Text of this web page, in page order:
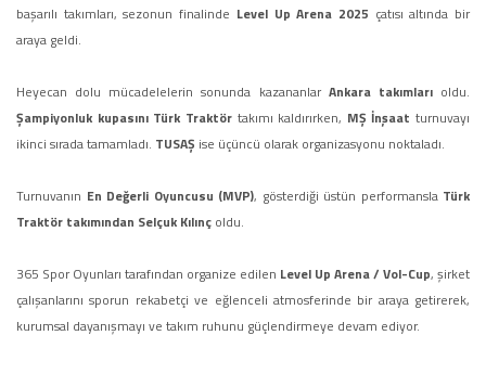
başarılı takımları, sezonun finalinde Level Up Arena 2025 çatısı altında bir
araya geldi.
Heyecan dolu mücadelelerin sonunda kazananlar Ankara takımlarıoldu.
Şampiyonluk kupasını Türk Traktörtakımı kaldırırken, MŞ İnşaat turnuvayı
ikinci sırada tamamladı. TUSAŞ ise üçüncü olarak organizasyonu noktaladı.
Turnuvanın En Değerli Oyuncusu (MVP), gösterdiği üstün performansla Türk
Traktör takımından Selçuk Kılınç oldu.
365 Spor Oyunları tarafından organize edilen Level Up Arena / Vol-Cup, şirket
çalışanlarını sporun rekabetçi ve eğlenceli atmosferinde bir araya getirerek,
kurumsal dayanışmayı ve takım ruhunu güçlendirmeye devam ediyor.